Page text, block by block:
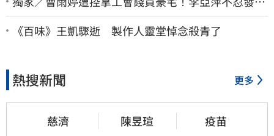
聲：余天管工會都貼錢
《百味》王凱驟逝 製作人靈堂悼念殺青了
熱搜新聞 更多
慈濟 陳昱瑄 疫苗